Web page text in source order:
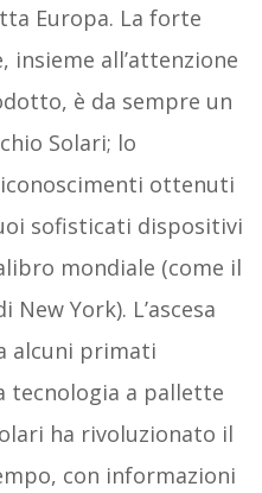
Europa. La forte
insieme all’attenzione
è da sempre un
Solari; lo
ottenuti
sofisticati dispositivi
mondiale (come il
York). L’ascesa
alcuni primati
tecnologia a pallette
ha rivoluzionato il
con informazioni